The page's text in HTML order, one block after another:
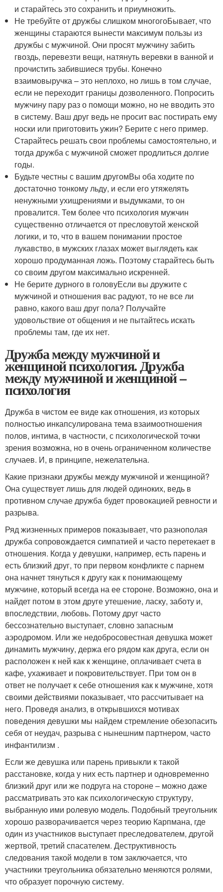
и старайтесь это сохранить и приумножить.
Не требуйте от дружбы слишком многогоБывает, что
женщины стараются вынести максимум пользы из
дружбы с мужчиной. Они просят мужчину забить
гвоздь, перевезти вещи, натянуть веревки в ванной и
прочистить забившиеся трубы. Конечно
взаимовыручка – это неплохо, но лишь в том случае,
если не переходит границы дозволенного. Попросить
мужчину пару раз о помощи можно, но не вводить это
в систему. Ваш друг ведь не просит вас постирать ему
носки или приготовить ужин? Берите с него пример.
Старайтесь решать свои проблемы самостоятельно, и
тогда дружба с мужчиной сможет продлиться долгие
годы.
Будьте честны с вашим другомВы оба ходите по
достаточно тонкому льду, и если его утяжелять
ненужными ухищрениями и выдумками, то он
провалится. Тем более что психология мужчин
существенно отличается от пресловутой женской
логики, и то, что в вашем понимании простое
лукавство, в мужских глазах может выглядеть как
хорошо продуманная ложь. Поэтому старайтесь быть
со своим другом максимально искренней.
Не берите дурного в головуЕсли вы дружите с
мужчиной и отношения вас радуют, то не все ли
равно, какого ваш друг пола? Получайте
удовольствие от общения и не пытайтесь искать
проблемы там, где их нет.
Дружба между мужчиной и
женщиной психология. Дружба
между мужчиной и женщиной –
психология
Дружба в чистом ее виде как отношения, из которых
полностью инкапсулирована тема взаимоотношения
полов, интима, в частности, с психологической точки
зрения возможна, но в очень ограниченном количестве
случаев. И, в принципе, нежелательна.
Какие признаки дружбы между мужчиной и женщиной?
Она существует лишь для людей одиноких, ведь в
противном случае дружба будет провокацией ревности и
разрыва.
Ряд жизненных примеров показывает, что разнополая
дружба сопровождается симпатией и часто перетекает в
отношения. Когда у девушки, например, есть парень и
есть близкий друг, то при первом конфликте с парнем
она начнет тянуться к другу как к понимающему
мужчине, который всегда на ее стороне. Возможно, она и
найдет потом в этом друге утешение, ласку, заботу и,
впоследствии, любовь. Потому друг часто
бессознательно выступает, словно запасным
аэродромом. Или же недобросовестная девушка может
динамить мужчину, держа его рядом как друга, если он
расположен к ней как к женщине, оплачивает счета в
кафе, ухаживает и покровительствует. При том он в
ответ не получает к себе отношения как к мужчине, хотя
своими действиями показывает, что рассчитывает на
него. Проведя анализ, в открывшихся мотивах
поведения девушки мы найдем стремление обезопасить
себя от неудач, разрыва с нынешним партнером, часто
инфантилизм .
Если же девушка или парень привыкли к такой
расстановке, когда у них есть партнер и одновременно
близкий друг или же подруга на стороне – можно даже
рассматривать это как психологическую структуру,
выбранную ими ролевую модель. Подобный треугольник
хорошо разворачивается через теорию Карпмана, где
один из участников выступает преследователем, другой
жертвой, третий спасателем. Деструктивность
следования такой модели в том заключается, что
участники треугольника обязательно меняются ролями,
что образует порочную систему.